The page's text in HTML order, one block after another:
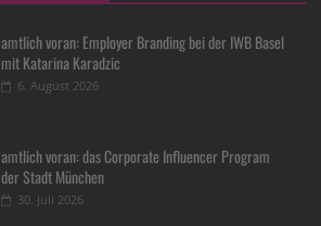
amtlich voran: Employer Branding bei der IWB Basel
mit Katarina Karadzic
6. August 2026
amtlich voran: das Corporate Influencer Program
der Stadt München
30. Juli 2026